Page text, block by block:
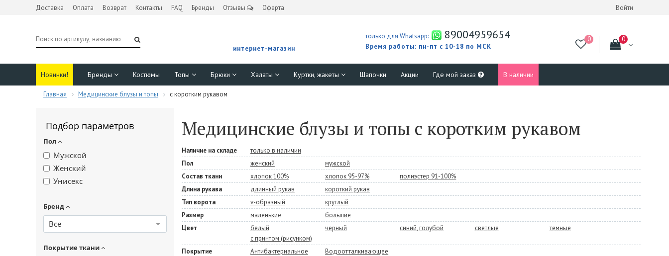
Доставка Оплата Возврат Контакты FAQ Бренды Отзывы Оферта Войти
интернет-магазин
только для Whatsapp: 89004959654
Время работы: пн-пт с 10-18 по МСК
Новинки! Бренды Костюмы Топы Брюки Халаты Куртки, жакеты Шапочки Акции Где мой заказ В наличии
Главная Медицинские блузы и топы с коротким рукавом
Подбор параметров
Пол
Мужской
Женский
Унисекс
Бренд
Все
Покрытие ткани
Медицинские блузы и топы с коротким рукавом
Наличие на складе
только в наличии
Пол
женский
мужской
Состав ткани
хлопок 100% хлопок 95-97%
полиэстер 91-100%
Длина рукава
длинный рукав
короткий рукав
Тип ворота
v-образный
круглый
Размер
маленькие
большие
Цвет
белый черный синий, голубой светлые
темные
с принтом (рисунком)
Покрытие
Антибактериальное Водоотталкивающее